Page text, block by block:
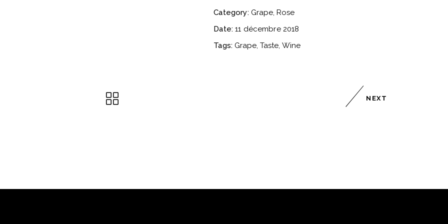
Category: Grape Rose
Date: 11 décembre 2018
Tags: Grape Taste Wine
NEXT